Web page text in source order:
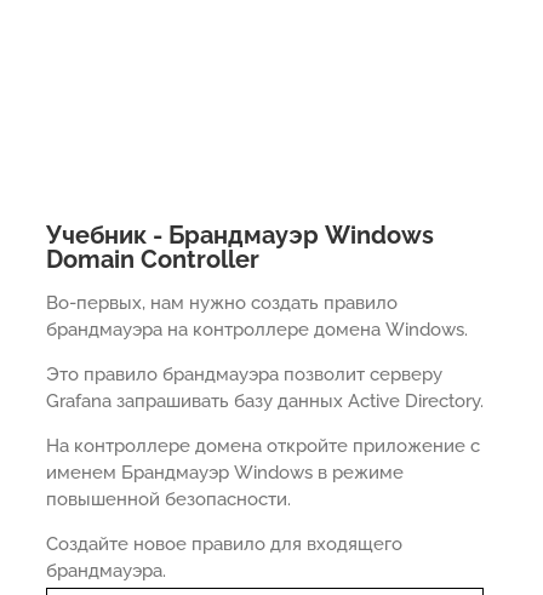
Учебник - Брандмауэр Windows
Domain Controller
Во-первых, нам нужно создать правило
брандмауэра на контроллере домена Windows.
Это правило брандмауэра позволит серверу
Grafana запрашивать базу данных Active Directory.
На контроллере домена откройте приложение с
именем Брандмауэр Windows в режиме
повышенной безопасности.
Создайте новое правило для входящего
брандмауэра.